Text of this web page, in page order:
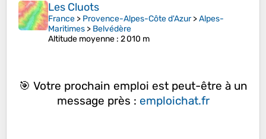
Les Cluots
France > Provence-Alpes-Côte d'Azur>Alpes-
Maritimes > Belvédère
Altitude moyenne : 2 010 m
🎯 Votre prochain emploi est peut-être à un
message près : emploichat.fr